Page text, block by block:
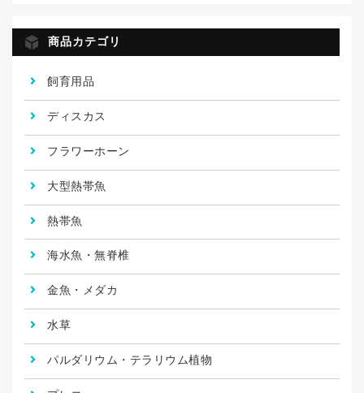
商品カテゴリ
飼育用品
ディスカス
フラワーホーン
大型熱帯魚
熱帯魚
海水魚・無脊椎
金魚・メダカ
水草
パルダリウム・テラリウム植物